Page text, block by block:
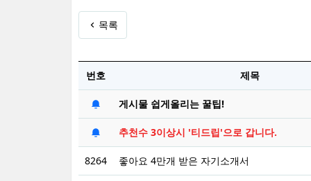
목록
번호 제목
게시물 쉽게올리는 꿀팁!
추천수 3이상시 '티드립'으로 갑니다.
8264 좋아요 4만개 받은 자기소개서